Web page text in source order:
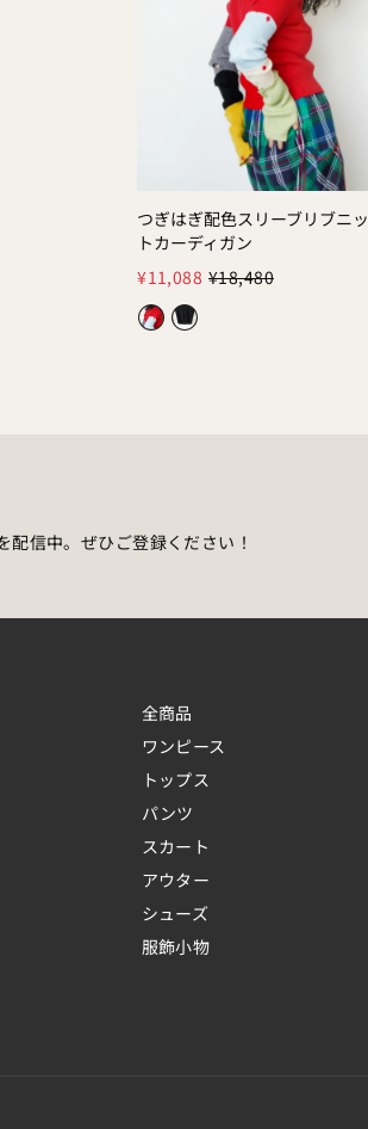
Color:
つぎはぎ配色スリーブリブニッ
トカーディガン
¥11,088 ¥18,480
信中。ぜひご登録ください！
全商品
ワンピース
トップス
パンツ
スカート
アウター
シューズ
服飾小物